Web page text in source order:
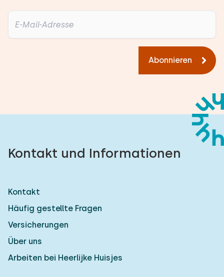
Abonnieren
Kontakt und Informationen
Kontakt
Häufig gestellte Fragen
Versicherungen
Über uns
Arbeiten bei Heerlijke Huisjes